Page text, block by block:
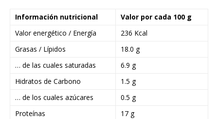
Información nutricional
Valor por cada 100 g
Valor energético / Energía
236 Kcal
Grasas / Lípidos
18.0 g
… de las cuales saturadas
6.9 g
Hidratos de Carbono
1.5 g
… de los cuales azúcares
0.5 g
Proteínas
17 g